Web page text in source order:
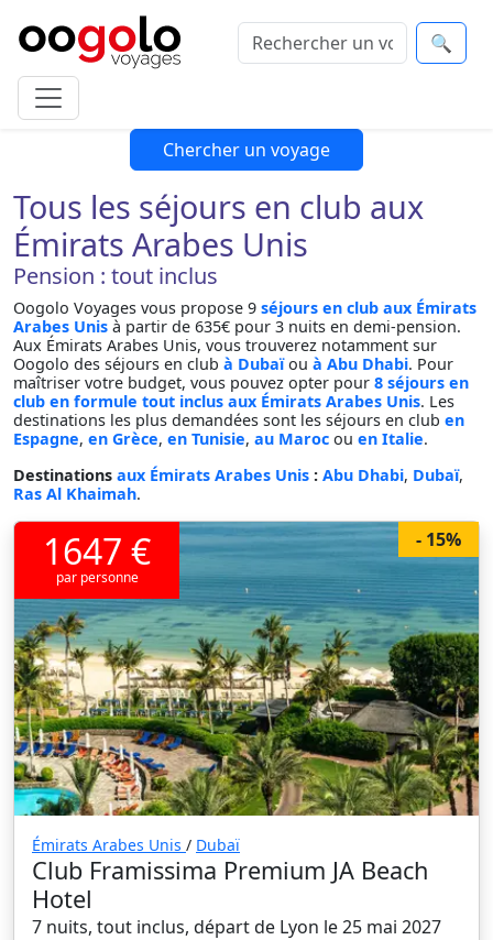
🔍
Chercher un voyage
Tous les séjours en club aux
Émirats Arabes Unis
Pension : tout inclus
Oogolo Voyages vous propose 9 séjours en club aux Émirats
Arabes Unis à partir de 635€ pour 3 nuits en demi-pension.
Aux Émirats Arabes Unis, vous trouverez notamment sur
Oogolo des séjours en club à Dubaïou à Abu Dhabi. Pour
maîtriser votre budget, vous pouvez opter pour 8 séjours en
club en formule tout inclus aux Émirats Arabes Unis. Les
destinations les plus demandées sont les séjours en club en
Espagne, en Grèce, en Tunisie, au Maroc ou en Italie.
Destinations aux Émirats Arabes Unis : Abu Dhabi, Dubaï,
Ras Al Khaimah.
- 15%
1647 €
par personne
Émirats Arabes Unis / Dubaï
Club Framissima Premium JA Beach
Hotel
7 nuits, tout inclus, départ de Lyon le 25 mai 2027